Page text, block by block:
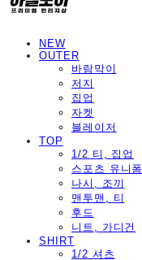
NEW
OUTER
바람막이
저지
집업
자켓
블레이저
TOP
1/2 티, 집업
스포츠 유니폼
나시, 조끼
맨투맨, 티
후드
니트, 가디건
SHIRT
1/2 셔츠